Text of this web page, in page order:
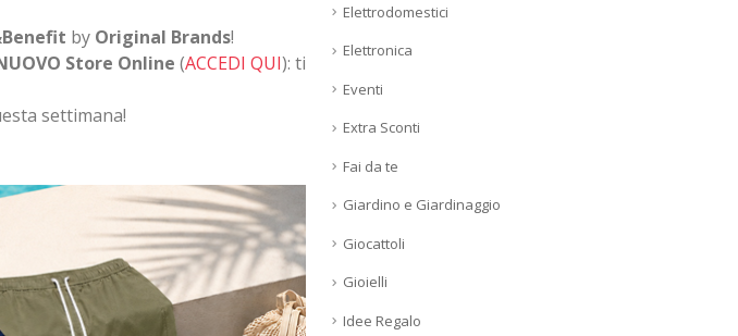
by Original Brands!
Store Online (ACCEDI QUI): ti
settimana!
Elettrodomestici
Elettronica
Eventi
Extra Sconti
Fai da te
Giardino e Giardinaggio
Giocattoli
Gioielli
Idee Regalo